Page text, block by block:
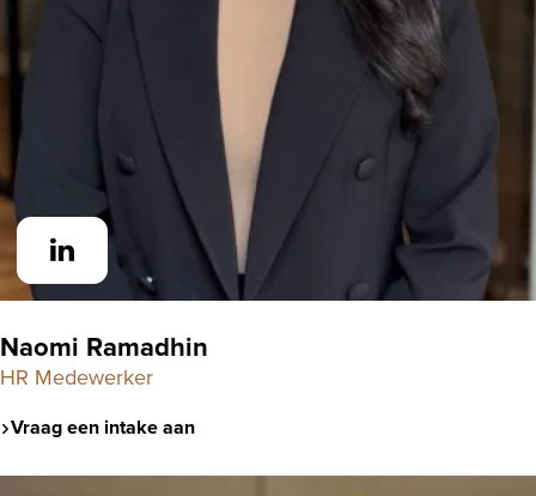
Naomi Ramadhin
HR Medewerker
Vraag een intake aan